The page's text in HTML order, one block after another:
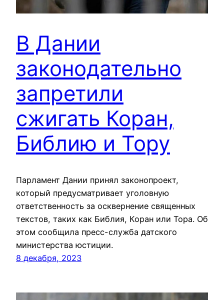
В Дании
законодательно
запретили
сжигать Коран,
Библию и Тору
Парламент Дании принял законопроект,
который предусматривает уголовную
ответственность за осквернение священных
текстов, таких как Библия, Коран или Тора. Об
этом сообщила пресс-служба датского
министерства юстиции.
8 декабря, 2023